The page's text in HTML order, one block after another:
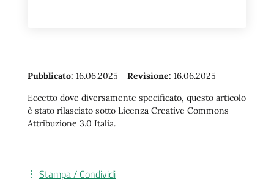
Pubblicato: 16.06.2025 - Revisione: 16.06.2025
Eccetto dove diversamente specificato, questo articolo
è stato rilasciato sotto Licenza Creative Commons
Attribuzione 3.0 Italia.
Stampa / Condividi